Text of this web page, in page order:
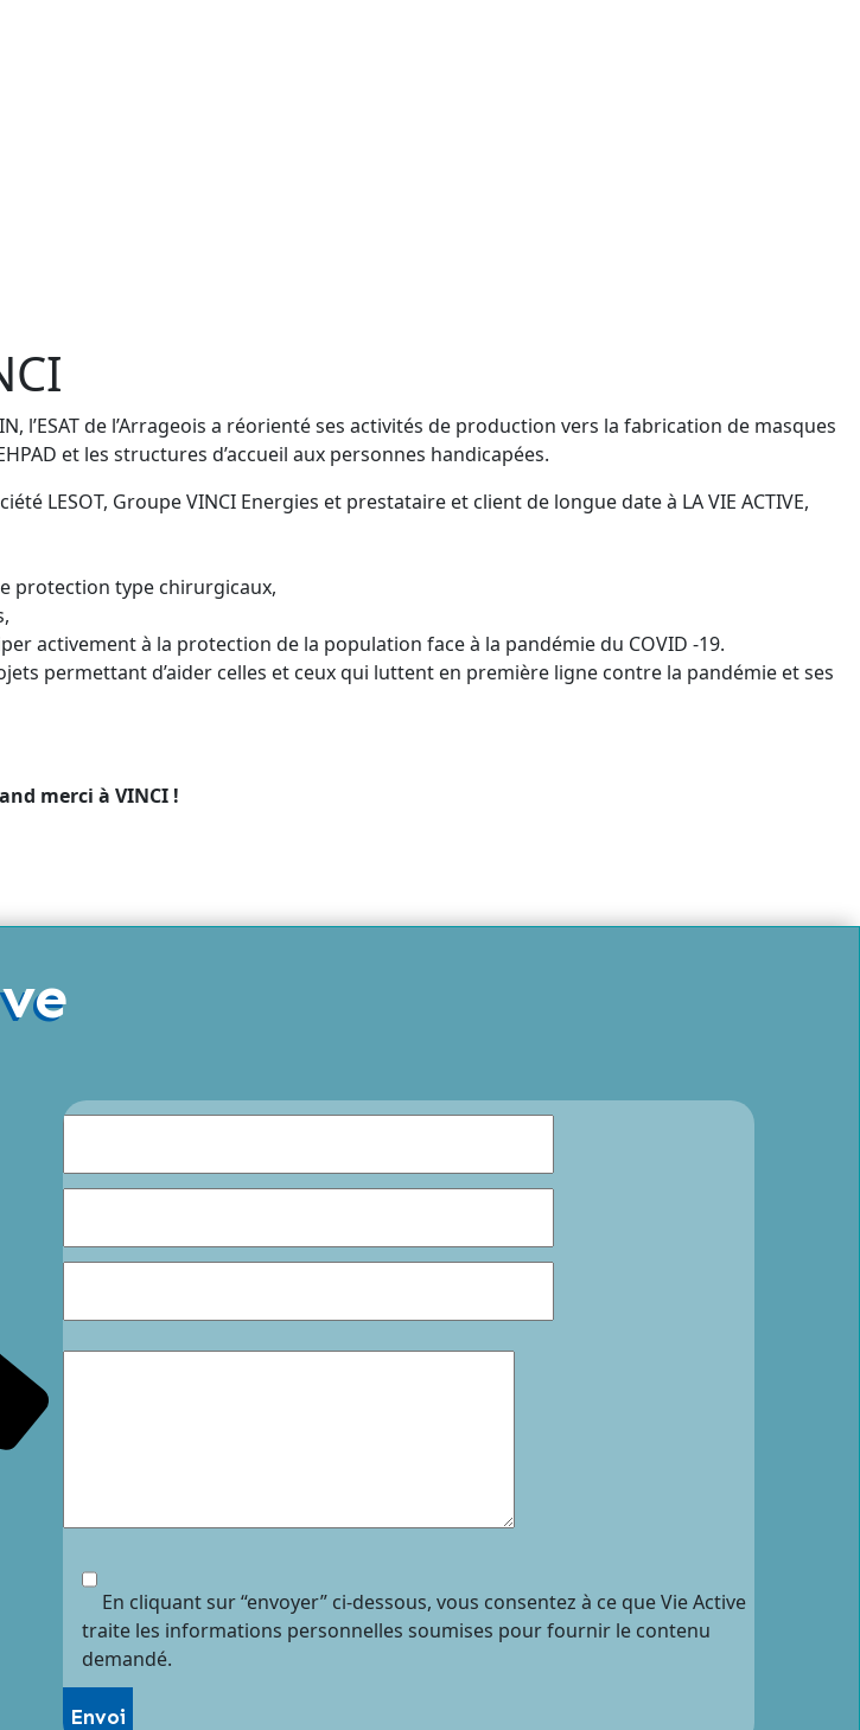
de l’Arrageois a réorienté ses activités de production vers la fabrication de masques
et les structures d’accueil aux personnes handicapées.
LESOT, Groupe VINCI Energies et prestataire et client de longue date à LA VIE ACTIVE,
protection type chirurgicaux,
activement à la protection de la population face à la pandémie du COVID -19.
permettant d’aider celles et ceux qui luttent en première ligne contre la pandémie et ses
merci à VINCI !
En cliquant sur “envoyer” ci-dessous, vous consentez à ce que Vie Active
traite les informations personnelles soumises pour fournir le contenu
demandé.